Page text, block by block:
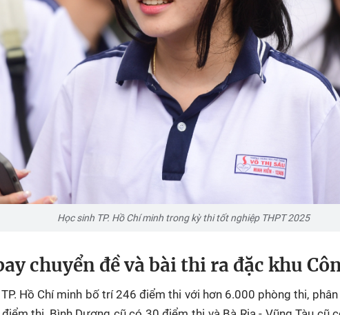
Học sinh TP. Hồ Chí minh trong kỳ thi tốt nghiệp THPT 2025
chuyển đề và bài thi ra đặc khu
TP. Hồ Chí minh bố trí 246 điểm thi với hơn 6.000 phòng thi,